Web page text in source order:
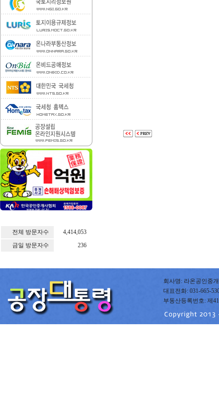
전체 방문자수
4,414,053
금일 방문자수
236
회사명: 라온공인중
대표전화: 031-665-
부동산등록번호: 제